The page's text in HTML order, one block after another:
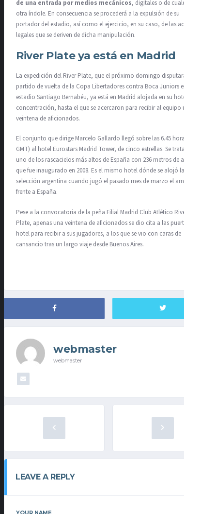
de una entrada por medios mecánicos, digitales o de cualquier
otra índole. En consecuencia se procederá a la expulsión de su
portador del estadio, así como el ejercicio, en su caso, de las acciones
legales que se deriven de dicha manipulación.
River Plate ya está en Madrid
La expedición del River Plate, que el próximo domingo disputará el
partido de vuelta de la Copa Libertadores contra Boca Juniors en el
estadio Santiago Bernabéu, ya está en Madrid alojada en su hotel de
concentración, hasta el que se acercaron para recibir al equipo una
veintena de aficionados.
El conjunto que dirige Marcelo Gallardo llegó sobre las 6.45 horas (5.45
GMT) al hotel Eurostars Madrid Tower, de cinco estrellas. Se trata de
uno de los rascacielos más altos de España con 236 metros de altura y
que fue inaugurado en 2008. Es el mismo hotel dónde se alojó la
selección argentina cuando jugó el pasado mes de marzo el amistoso
frente a España.
Pese a la convocatoria de la peña Filial Madrid Club Atlético River
Plate, apenas una veintena de aficionados se dio cita a las puertas del
hotel para recibir a sus jugadores, a los que se vio con caras de
cansancio tras un largo viaje desde Buenos Aires.
webmaster
webmaster
LEAVE A REPLY